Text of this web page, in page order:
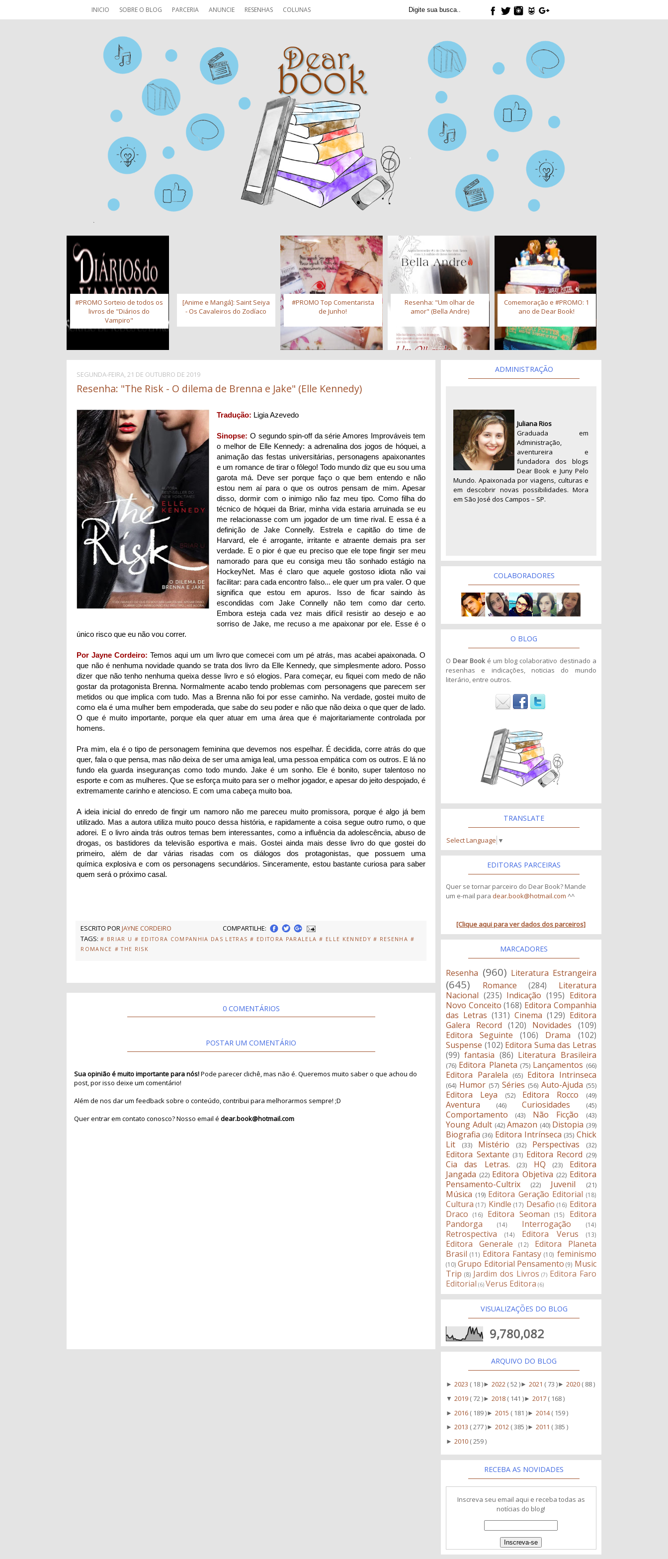
INICIO SOBRE O BLOG PARCERIA ANUNCIE RESENHAS COLUNAS
#PROMO Sorteio de todos os
livros de "Diários do
Vampiro"
[Anime e Mangá]: Saint Seiya
- Os Cavaleiros do Zodíaco
#PROMO Top Comentarista
de Junho!
Resenha: "Um olhar de
amor" (Bella Andre)
Comemoração e #PROMO: 1
ano de Dear Book!
SEGUNDA-FEIRA, 21 DE OUTUBRO DE 2019
Resenha: "The Risk - O dilema de Brenna e Jake" (Elle Kennedy)
Tradução: Ligia Azevedo
Sinopse: O segundo spin-off da série Amores Improváveis tem
o melhor de Elle Kennedy: a adrenalina dos jogos de hóquei, a
animação das festas universitárias, personagens apaixonantes
e um romance de tirar o fôlego! Todo mundo diz que eu sou uma
garota má. Deve ser porque faço o que bem entendo e não
estou nem aí para o que os outros pensam de mim. Apesar
disso, dormir com o inimigo não faz meu tipo. Como filha do
técnico de hóquei da Briar, minha vida estaria arruinada se eu
me relacionasse com um jogador de um time rival. E essa é a
definição de Jake Connelly. Estrela e capitão do time de
Harvard, ele é arrogante, irritante e atraente demais pra ser
verdade. E o pior é que eu preciso que ele tope fingir ser meu
namorado para que eu consiga meu tão sonhado estágio na
HockeyNet. Mas é claro que aquele gostoso idiota não vai
facilitar: para cada encontro falso... ele quer um pra valer. O que
significa que estou em apuros. Isso de ficar saindo às
escondidas com Jake Connelly não tem como dar certo.
Embora esteja cada vez mais difícil resistir ao desejo e ao
sorriso de Jake, me recuso a me apaixonar por ele. Esse é o
único risco que eu não vou correr.
Por Jayne Cordeiro: Temos aqui um um livro que comecei com um pé atrás, mas acabei apaixonada. O
que não é nenhuma novidade quando se trata dos livro da Elle Kennedy, que simplesmente adoro. Posso
dizer que não tenho nenhuma queixa desse livro e só elogios. Para começar, eu fiquei com medo de não
gostar da protagonista Brenna. Normalmente acabo tendo problemas com personagens que parecem ser
metidos ou que implica com tudo. Mas a Brenna não foi por esse caminho. Na verdade, gostei muito de
como ela é uma mulher bem empoderada, que sabe do seu poder e não que não deixa o que quer de lado.
O que é muito importante, porque ela quer atuar em uma área que é majoritariamente controlada por
homens.
Pra mim, ela é o tipo de personagem feminina que devemos nos espelhar. É decidida, corre atrás do que
quer, fala o que pensa, mas não deixa de ser uma amiga leal, uma pessoa empática com os outros. E lá no
fundo ela guarda inseguranças como todo mundo. Jake é um sonho. Ele é bonito, super talentoso no
esporte e com as mulheres. Que se esforça muito para ser o melhor jogador, e apesar do jeito despojado, é
extremamente carinho e atencioso. E com uma cabeça muito boa.
A ideia inicial do enredo de fingir um namoro não me pareceu muito promissora, porque é algo já bem
utilizado. Mas a autora utiliza muito pouco dessa história, e rapidamente a coisa segue outro rumo, o que
adorei. E o livro ainda trás outros temas bem interessantes, como a influência da adolescência, abuso de
drogas, os bastidores da televisão esportiva e mais. Gostei ainda mais desse livro do que gostei do
primeiro, além de dar várias risadas com os diálogos dos protagonistas, que possuem uma
química explosiva e com os personagens secundários. Sinceramente, estou bastante curiosa para saber
quem será o próximo casal.
ESCRITO PORJAYNE CORDEIRO
COMPARTILHE:
TAGS: # BRIAR U # EDITORA COMPANHIA DAS LETRAS # EDITORA PARALELA # ELLE KENNEDY # RESENHA #
ROMANCE # THE RISK
0 COMENTÁRIOS
POSTAR UM COMENTÁRIO
Sua opinião é muito importante para nós!Pode parecer clichê, mas não é. Queremos muito saber o que achou do
post, por isso deixe um comentário!
Além de nos dar um feedback sobre o conteúdo, contribui para melhorarmos sempre! ;D
Quer entrar em contato conosco? Nosso email édear.book@hotmail.com
ADMINISTRAÇÃO
Juliana Rios
Graduada em
Administração,
aventureira e
fundadora dos blogs
Dear Book e Juny Pelo
Mundo. Apaixonada por viagens, culturas e
em descobrir novas possibilidades. Mora
em São José dos Campos – SP.
COLABORADORES
O BLOG
O Dear Book é um blog colaborativo destinado a
resenhas e indicações, noticias do mundo
literário, entre outros.
TRANSLATE
Select Language ▼
EDITORAS PARCEIRAS
Quer se tornar parceiro do Dear Book? Mande
um e-mail para dear.book@hotmail.com ^^
[Clique aqui para ver dados dos parceiros]
MARCADORES
Resenha (960) Literatura Estrangeira
(645) Romance (284)
Literatura
Nacional (235) Indicação (195) Editora
Novo Conceito (168) Editora Companhia
das Letras (131) Cinema (129) Editora
Galera Record
(120) Novidades
(109)
Editora Seguinte
(106) Drama
(102)
Suspense (102) Editora Suma das Letras
(99) fantasia (86) Literatura Brasileira
(76) Editora Planeta (75) Lançamentos (66)
Editora Paralela (65) Editora Intrinseca
(64) Humor (57) Séries (56) Auto-Ajuda (55)
Editora Leya (52) Editora Rocco (49)
Aventura (46) Curiosidades (45)
Comportamento (43) Não Ficção (43)
Young Adult (42) Amazon (40) Distopia (39)
Biografia (36) Editora Intrínseca (35) Chick
Lit
(33) Mistério (32) Perspectivas (32)
Editora Sextante (31) Editora Record (29)
Cia das Letras. (23) HQ (23)
Editora
Jangada (22) Editora Objetiva (22) Editora
Pensamento-Cultrix
(22) Juvenil (21)
Música (19) Editora Geração Editorial (18)
Cultura (17) Kindle (17) Desafio (16) Editora
Draco
(16) Editora Seoman (15)
Editora
Pandorga
(14) Interrogação (14)
Retrospectiva (14) Editora Verus (13)
Editora Generale (12)
Editora Planeta
Brasil (11) Editora Fantasy (10) feminismo
(10) Grupo Editorial Pensamento (9) Music
Trip (8) Jardim dos Livros (7) Editora Faro
Editorial (6) Verus Editora (6)
VISUALIZAÇÕES DO BLOG
9,780,082
ARQUIVO DO BLOG
►2023 ( 18 )►2022 ( 52 )►2021 ( 73 )►2020 ( 88 )
▼2019 ( 72 )►2018 ( 141 )►2017 ( 168 )
►2016 ( 189 )►2015 ( 181 )►2014( 159 )
►2013 ( 277 )►2012 ( 385 )►2011 ( 385 )
►2010 ( 259 )
RECEBA AS NOVIDADES
Inscreva seu email aqui e receba todas as
notícias do blog!